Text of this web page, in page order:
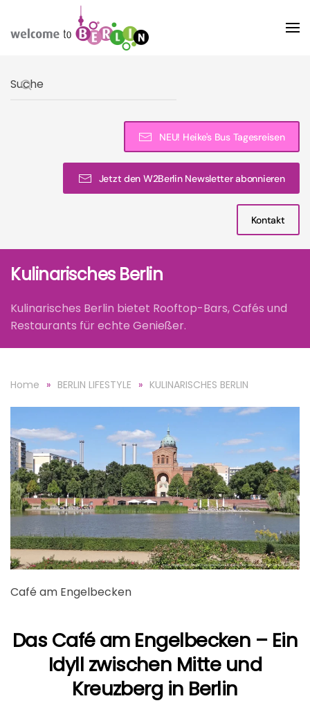
Skip to main content
NEU! Heike's Bus Tagesreisen
Jetzt den W2Berlin Newsletter abonnieren
Kontakt
Kulinarisches Berlin
Kulinarisches Berlin bietet Rooftop-Bars, Cafés und
Restaurants für echte Genießer.
Home BERLIN LIFESTYLE KULINARISCHES BERLIN
Café am Engelbecken
Das Café am Engelbecken – Ein
Idyll zwischen Mitte und
Kreuzberg in Berlin